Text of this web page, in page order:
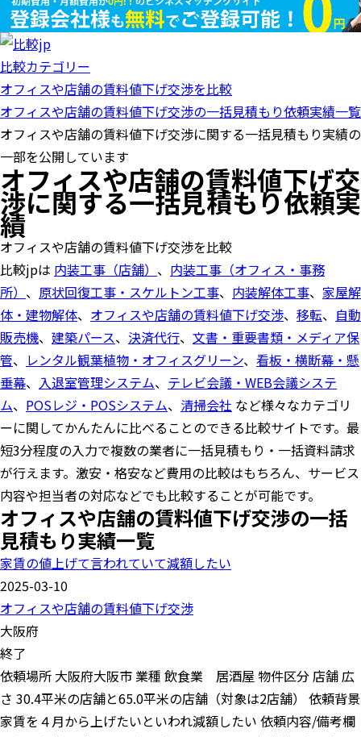
比較カテゴリー
オフィスや店舗の賃料値下げ交渉を比較
オフィスや店舗の賃料値下げ交渉の一括見積もり依頼実績一覧
オフィスや店舗の賃料値下げ交渉に関する一括見積もり実績の
一部を公開しています
オフィスや店舗の賃料値下げ交
渉に関する一括見積もり依頼実
績
オフィスや店舗の賃料値下げ交渉を比較
比較jpは 内装工事（店舗） 、 内装工事（オフィス・事務
所） 、 原状回復工事・スケルトン工事、 内装解体工事、 家屋解
体・建物解体、 オフィスや店舗の賃料値下げ交渉、 移転、 自動
販売機、 建築パース、 決済代行、 文書・重要書類・メディア保
管、 レンタル観葉植物・オフィスグリーン、 看板・横断幕・懸
垂幕、 入退室管理システム、 テレビ会議・WEB会議システ
ム、 POSレジ・POSシステム、 清掃会社 など様々なカテゴリ
ーに関してかんたんに比べることのできる比較サイトです。最
短3分程度の入力で複数の業者に一括見積もり・一括資料請求
が行えます。激安・格安など費用の比較はもちろん、サービス
内容や担当者の対応などでも比較することが可能です。
オフィスや店舗の賃料値下げ交渉の一括
見積もり実績一覧
家賃の値上げて言われていて減額したい
2025-03-10
オフィスや店舗の賃料値下げ交渉
大阪府
終了
依頼場所 大阪府大阪市 業種 飲食業 居酒屋 物件区分 店舗 広
さ 30.4平米の店舗と65.0平米の店舗（対象は2店舗） 依頼背景
家賃を４月から上げたいといわれ減額したい 依頼内容/備考欄